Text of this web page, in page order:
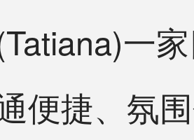
一
便捷、氛